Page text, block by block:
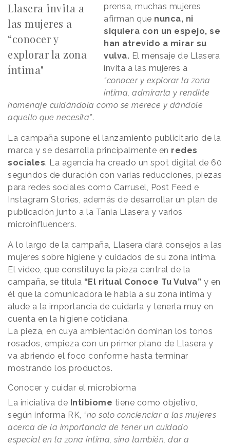
Llasera invita a
las mujeres a
“conocer y
explorar la zona
íntima"
prensa, muchas mujeres
afirman que nunca, ni
siquiera con un espejo, se
han atrevido a mirar su
vulva. El mensaje de Llasera
invita a las mujeres a
“conocer y explorar la zona
íntima, admirarla y rendirle
homenaje cuidándola como se merece y dándole
aquello que necesita”.
La campaña supone el lanzamiento publicitario de la
marca y se desarrolla principalmente en redes
sociales. La agencia ha creado un spot digital de 60
segundos de duración con varias reducciones, piezas
para redes sociales como Carrusel, Post Feed e
Instagram Stories, además de desarrollar un plan de
publicación junto a la Tania Llasera y varios
microinfluencers.
A lo largo de la campaña, Llasera dará consejos a las
mujeres sobre higiene y cuidados de su zona íntima.
El vídeo, que constituye la pieza central de la
campaña, se titula “El ritual Conoce Tu Vulva” y en
él que la comunicadora le habla a su zona íntima y
alude a la importancia de cuidarla y tenerla muy en
cuenta en la higiene cotidiana.
La pieza, en cuya ambientación dominan los tonos
rosados, empieza con un primer plano de Llasera y
va abriendo el foco conforme hasta terminar
mostrando los productos.
Conocer y cuidar el microbioma
La iniciativa de Intibiome tiene como objetivo,
según informa RK, “no solo concienciar a las mujeres
acerca de la importancia de tener un cuidado
especial en la zona íntima, sino también, dar a